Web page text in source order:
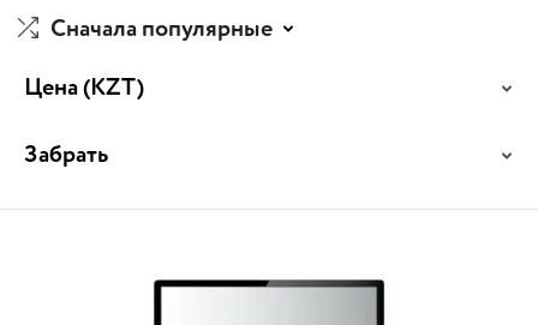
Сначала популярные
Цена(KZT)
Забрать